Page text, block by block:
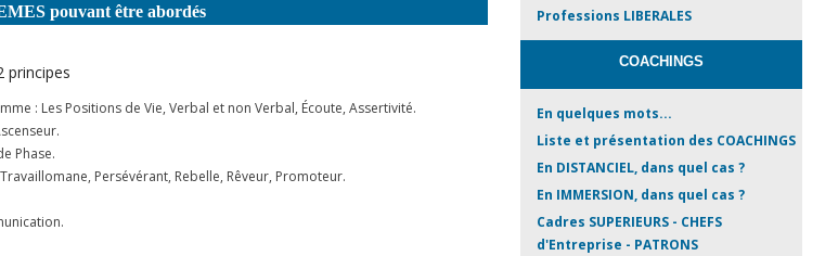
pouvant être abordés
principes
: Les Positions de Vie, Verbal et non Verbal, Écoute, Assertivité.
Phase.
Persévérant, Rebelle, Rêveur, Promoteur.
Professions LIBERALES
COACHINGS
En quelques mots...
Liste et présentation des COACHINGS
En DISTANCIEL, dans quel cas ?
En IMMERSION, dans quel cas ?
Cadres SUPERIEURS - CHEFS
d'Entreprise - PATRONS